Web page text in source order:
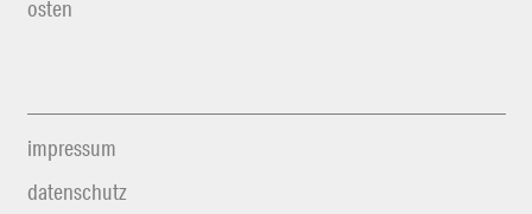
osten
impressum
datenschutz